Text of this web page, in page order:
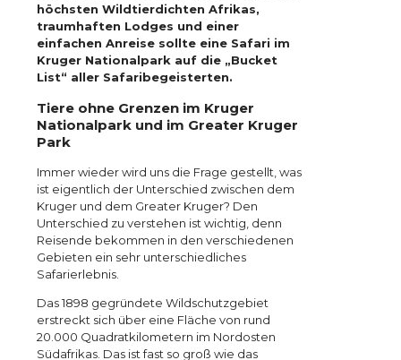
höchsten Wildtierdichten Afrikas,
traumhaften Lodges und einer
einfachen Anreise sollte eine Safari im
Kruger Nationalpark auf die „Bucket
List“ aller Safaribegeisterten.
Tiere ohne Grenzen im Kruger
Nationalpark und im Greater Kruger
Park
Immer wieder wird uns die Frage gestellt, was
ist eigentlich der Unterschied zwischen dem
Kruger und dem Greater Kruger? Den
Unterschied zu verstehen ist wichtig, denn
Reisende bekommen in den verschiedenen
Gebieten ein sehr unterschiedliches
Safarierlebnis.
Das 1898 gegründete Wildschutzgebiet
erstreckt sich über eine Fläche von rund
20.000 Quadratkilometern im Nordosten
Südafrikas. Das ist fast so groß wie das